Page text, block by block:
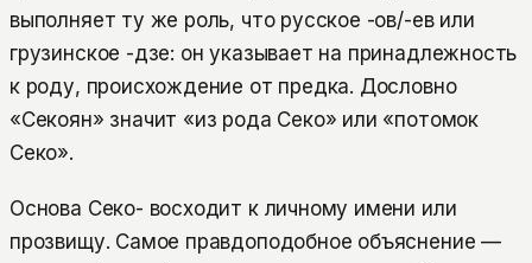
выполняет ту же роль, что русское -ов/-ев или
грузинское -дзе: он указывает на принадлежность
к роду, происхождение от предка. Дословно
«Секоян» значит «из рода Секо» или «потомок
Секо».
Основа Секо- восходит к личному имени или
прозвищу. Самое правдоподобное объяснение —